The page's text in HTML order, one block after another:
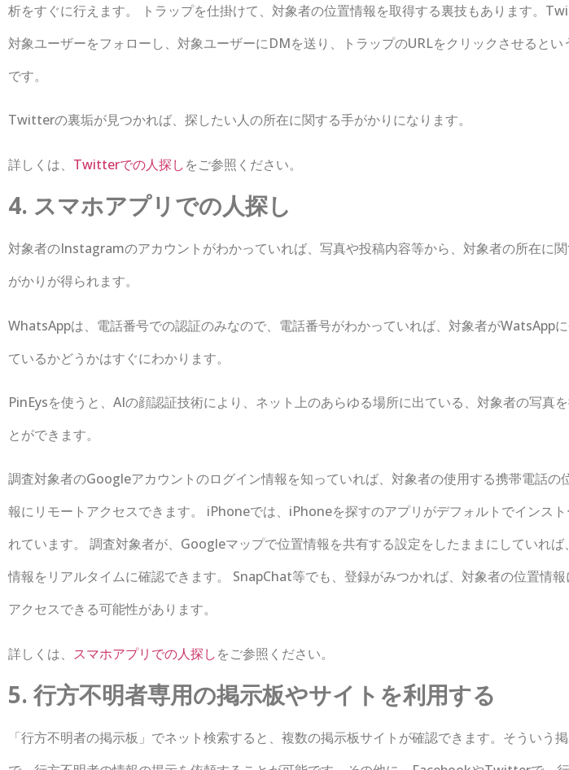
析をすぐに行えます。 トラップを仕掛けて、対象者の位置情報を取得する裏技もあります。
対象ユーザーをフォローし、対象ユーザーにDMを送り、トラップのURLをクリックさせるとい
です。
Twitterの裏垢が見つかれば、探したい人の所在に関する手がかりになります。
詳しくは、 Twitterでの人探しをご参照ください。
4. スマホアプリでの人探し
対象者のInstagramのアカウントがわかっていれば、写真や投稿内容等から、対象者の所在に
がかりが得られます。
WhatsAppは、電話番号での認証のみなので、電話番号がわかっていれば、対象者がWatsApp
ているかどうかはすぐにわかります。
PinEysを使うと、AIの顔認証技術により、ネット上のあらゆる場所に出ている、対象者の写真
とができます。
調査対象者のGoogleアカウントのログイン情報を知っていれば、対象者の使用する携帯電話の
報にリモートアクセスできます。 iPhoneでは、iPhoneを探すのアプリがデフォルトでインスト
れています。 調査対象者が、Googleマップで位置情報を共有する設定をしたままにしていれば
情報をリアルタイムに確認できます。 SnapChat等でも、登録がみつかれば、対象者の位置情報
アクセスできる可能性があります。
詳しくは、 スマホアプリでの人探しをご参照ください。
5. 行方不明者専用の掲示板やサイトを利用する
「行方不明者の掲示板」でネット検索すると、複数の掲示板サイトが確認できます。そういう